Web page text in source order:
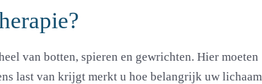
van botten, spieren en gewrichten. Hier moeten
last van krijgt merkt u hoe belangrijk uw lichaam